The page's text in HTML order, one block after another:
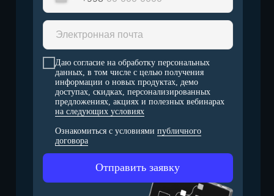
Даю согласие на обработку персональных
данных, в том числе с целью получения
информации о новых продуктах, демо
доступах, скидках, персонализированных
предложениях, акциях и полезных вебинарах
на следующих условиях
Ознакомиться с условиями публичного
договора
Отправить заявку